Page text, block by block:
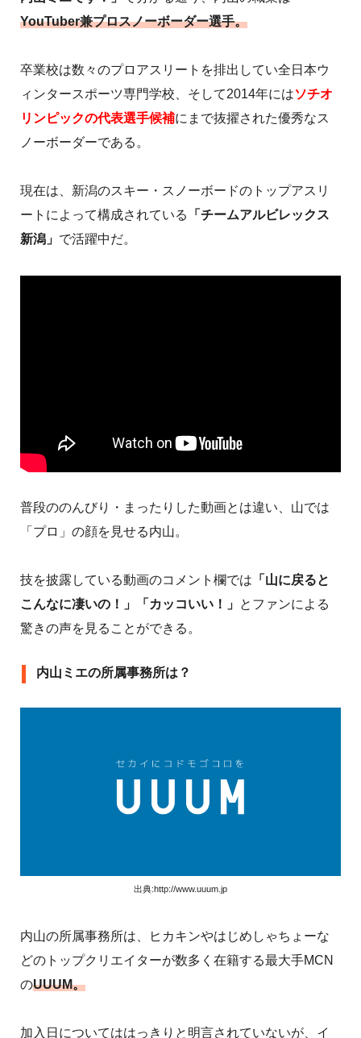
YouTuber兼プロスノーボーダー選手。
卒業校は数々のプロアスリートを排出してい全日本ウ
ィンタースポーツ専門学校、そして2014年にはソチオ
リンピックの代表選手候補にまで抜擢された優秀なス
ノーボーダーである。
現在は、新潟のスキー・スノーボードのトップアスリ
ートによって構成されている
「チームアルビレックス
新潟」 で活躍中だ。
普段ののんびり・まったりした動画とは違い、山では
「プロ」の顔を見せる内山。
技を披露している動画のコメント欄では 「山に戻ると
こんなに凄いの！」「カッコいい！」 とファンによる
驚きの声を見ることができる。
内山ミエの所属事務所は？
出典:http://www.uuum.jp
内山の所属事務所は、ヒカキンやはじめしゃちょーな
どのトップクリエイターが数多く在籍する最大手MCN
のUUUM。
加入日についてははっきりと明言されていないが、イ